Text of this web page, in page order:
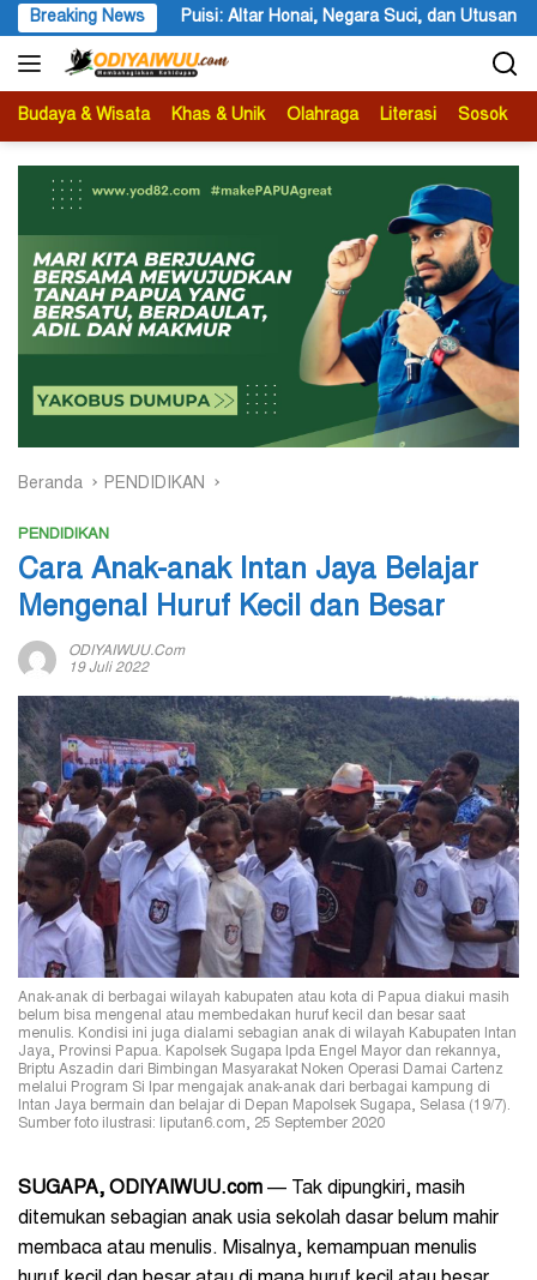
Langsung
ke
konten
Breaking News
dan Utusan Langit Karya Siswa dan Siswi SMA Negeri 1 Dogiyai
Budaya & Wisata Khas & Unik Olahraga Literasi Sosok
Beranda PENDIDIKAN
PENDIDIKAN
Cara Anak-anak Intan Jaya Belajar
Mengenal Huruf Kecil dan Besar
ODIYAIWUU.com
19 Juli 2022
Anak-anak di berbagai wilayah kabupaten atau kota di Papua diakui masih
belum bisa mengenal atau membedakan huruf kecil dan besar saat
menulis. Kondisi ini juga dialami sebagian anak di wilayah Kabupaten Intan
Jaya, Provinsi Papua. Kapolsek Sugapa Ipda Engel Mayor dan rekannya,
Briptu Aszadin dari Bimbingan Masyarakat Noken Operasi Damai Cartenz
melalui Program Si Ipar mengajak anak-anak dari berbagai kampung di
Intan Jaya bermain dan belajar di Depan Mapolsek Sugapa, Selasa (19/7).
Sumber foto ilustrasi: liputan6.com, 25 September 2020
SUGAPA, ODIYAIWUU.com — Tak dipungkiri, masih
ditemukan sebagian anak usia sekolah dasar belum mahir
membaca atau menulis. Misalnya, kemampuan menulis